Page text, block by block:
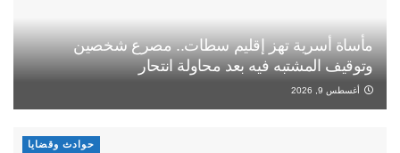
مأساة أسرية تهز إقليم سطات.. مصرع شخصين
وتوقيف المشتبه فيه بعد محاولة انتحار
أغسطس 9, 2026
حوادث وقضايا